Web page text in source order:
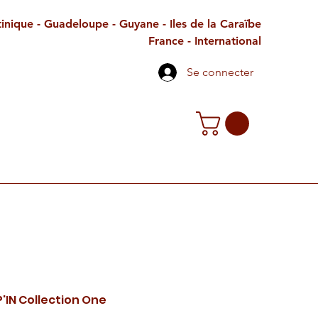
- Guadeloupe - Guyane - Iles de la Caraïbe
France - International
Se connecter
Collection One